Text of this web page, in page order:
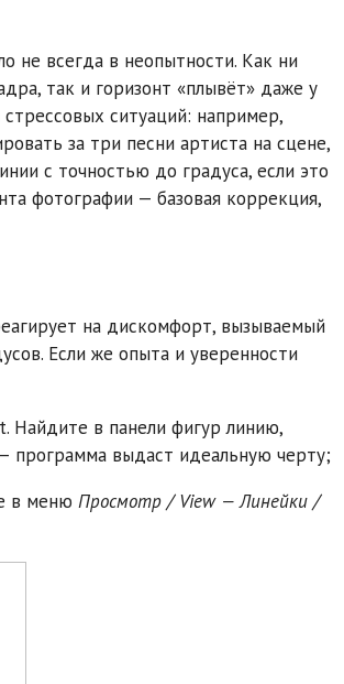
не всегда в неопытности. Как ни
так и горизонт «плывёт» даже у
ситуаций: например,
за три песни артиста на сцене,
с точностью до градуса, если это
фотографии — базовая коррекция,
на дискомфорт, вызываемый
Если же опыта и уверенности
Найдите в панели фигур линию,
программа выдаст идеальную черту;
в меню Просмотр / View — Линейки /